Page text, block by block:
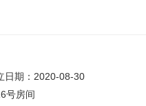
日期：2020-08-30
号房间